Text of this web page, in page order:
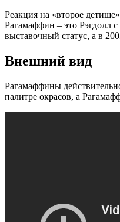
Реакция на «второе
Рагамаффин – это Рэгдолл
выставочный статус, а в
Внешний вид
Рагамаффины
палитре окрасов, а